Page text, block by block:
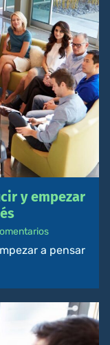
y empezar
a pensar